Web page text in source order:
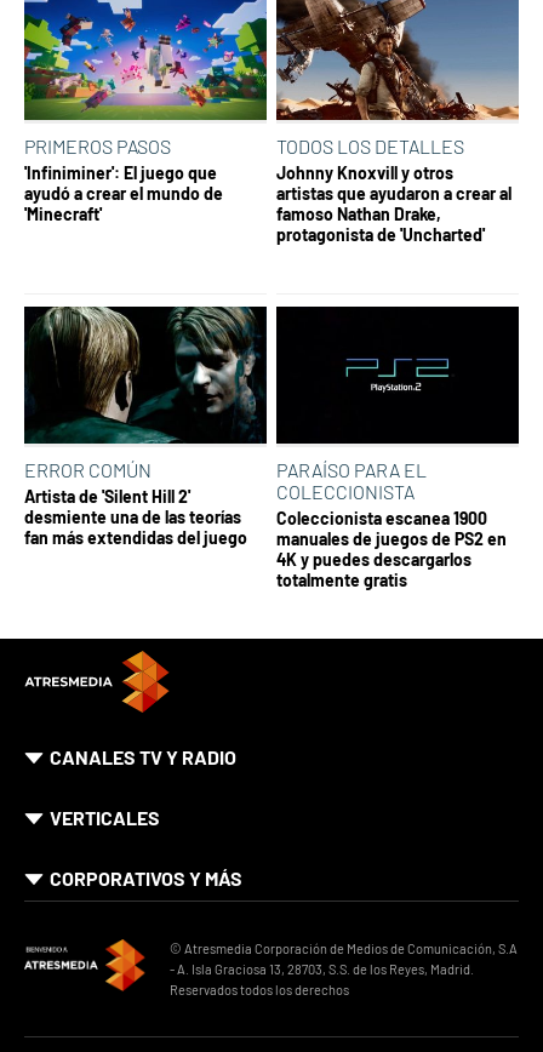
PRIMEROS PASOS
'Infiniminer': El juego que
ayudó a crear el mundo de
'Minecraft'
TODOS LOS DETALLES
Johnny Knoxvill y otros
artistas que ayudaron a crear al
famoso Nathan Drake,
protagonista de 'Uncharted'
ERROR COMÚN
Artista de 'Silent Hill 2'
desmiente una de las teorías
fan más extendidas del juego
PARAÍSO PARA EL
COLECCIONISTA
Coleccionista escanea 1900
manuales de juegos de PS2 en
4K y puedes descargarlos
totalmente gratis
CANALES TV Y RADIO
VERTICALES
CORPORATIVOS Y MÁS
© Atresmedia Corporación de Medios de Comunicación, S.A
- A. Isla Graciosa 13, 28703, S.S. de los Reyes, Madrid.
Reservados todos los derechos